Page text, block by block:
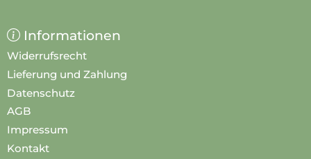
Informationen
Widerrufsrecht
Lieferung und Zahlung
Datenschutz
AGB
Impressum
Kontakt